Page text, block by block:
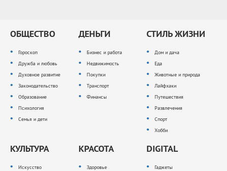
ОБЩЕСТВО
Гороскоп
Дружба и любовь
Духовное развитие
Законодательство
Образование
Психология
Семья и дети
ДЕНЬГИ
Бизнес и работа
Недвижимость
Покупки
Транспорт
Финансы
СТИЛЬ ЖИЗНИ
Дом и дача
Еда
Животные и природа
Лайфхаки
Путешествия
Развлечения
Спорт
Хобби
КУЛЬТУРА
Искусство
КРАСОТА
Здоровье
DIGITAL
Гаджеты